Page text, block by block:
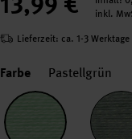
inkl.
Lieferzeit: ca. 1-3 Werktage
Farbe Pastellgrün